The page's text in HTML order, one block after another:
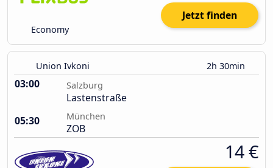
Economy
Jetzt finden
Union Ivkoni 2h 30min
03:00 Salzburg
Lastenstraße
05:30
München
ZOB
14 €